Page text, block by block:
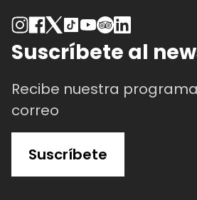
Suscríbete al
Recibe nuestra
correo
Suscríbete